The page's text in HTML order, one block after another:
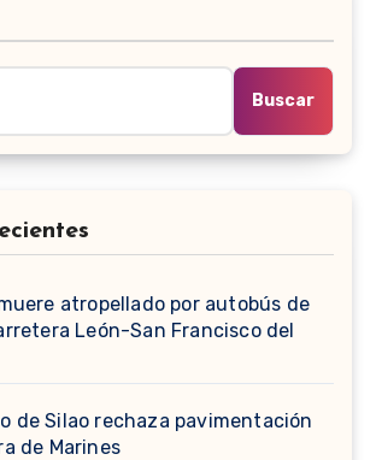
Buscar
atropellado por autobús de
León-San Francisco del
de Silao rechaza pavimentación
de Marines